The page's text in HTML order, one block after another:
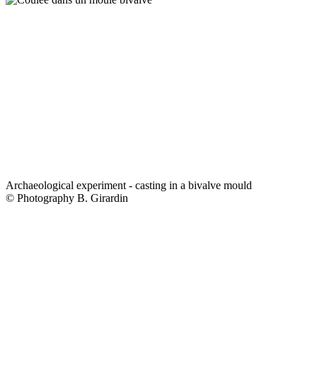
Archaeological experiment - casting in a bivalve mould
© Photography B. Girardin